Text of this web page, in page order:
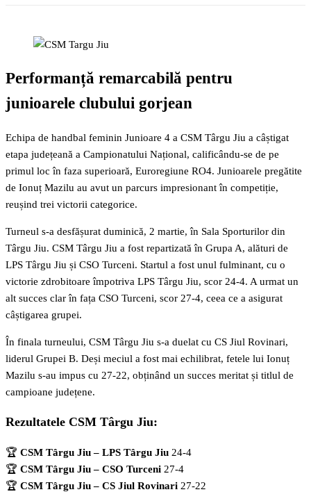
Performanță remarcabilă pentru
junioarele clubului gorjean
Echipa de handbal feminin Junioare 4 a CSM Târgu Jiu a câștigat
etapa județeană a Campionatului Național, calificându-se de pe
primul loc în faza superioară, Euroregiune RO4. Junioarele pregătite
de Ionuț Mazilu au avut un parcurs impresionant în competiție,
reușind trei victorii categorice.
Turneul s-a desfășurat duminică, 2 martie, în Sala Sporturilor din
Târgu Jiu. CSM Târgu Jiu a fost repartizată în Grupa A, alături de
LPS Târgu Jiu și CSO Turceni. Startul a fost unul fulminant, cu o
victorie zdrobitoare împotriva LPS Târgu Jiu, scor 24-4. A urmat un
alt succes clar în fața CSO Turceni, scor 27-4, ceea ce a asigurat
câștigarea grupei.
În finala turneului, CSM Târgu Jiu s-a duelat cu CS Jiul Rovinari,
liderul Grupei B. Deși meciul a fost mai echilibrat, fetele lui Ionuț
Mazilu s-au impus cu 27-22, obținând un succes meritat și titlul de
campioane județene.
Rezultatele CSM Târgu Jiu:
🏆 CSM Târgu Jiu – LPS Târgu Jiu 24-4
🏆 CSM Târgu Jiu – CSO Turceni 27-4
🏆 CSM Târgu Jiu – CS Jiul Rovinari 27-22